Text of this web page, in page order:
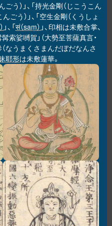
う）」、「持光金剛（じこうこん
ごう）」、「空生金剛（くうしょ
」、「सं（saṃ） 」、印相は未敷合掌、
索娑嚩賀」（大勢至菩薩真言・
なうまくさまんだぼだなんさ
耶形は未敷蓮華。